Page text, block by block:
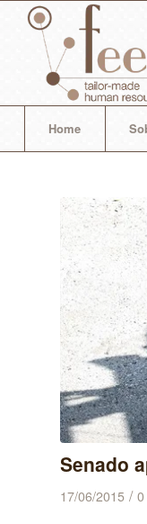
Home
Senado
17/06/2015 /